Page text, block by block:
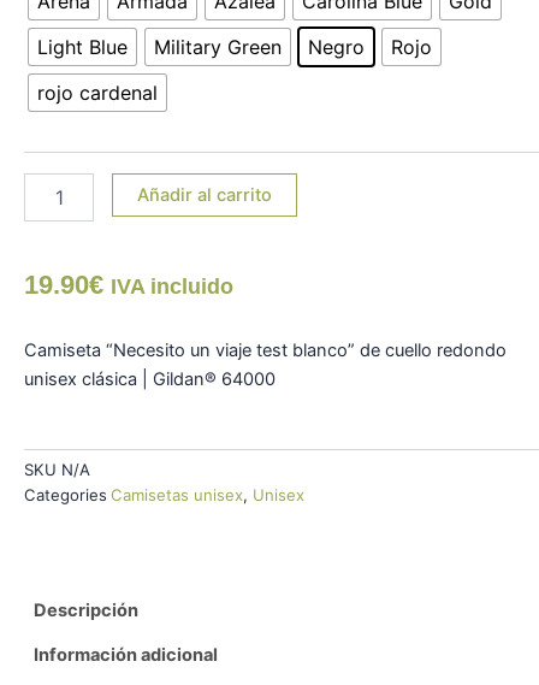
Light Blue
Military Green Negro
Rojo
rojo cardenal
Añadir al carrito
19.90€ IVA incluido
Camiseta “Necesito un viaje test blanco” de cuello redondo
unisex clásica | Gildan® 64000
SKU N/A
Categories Camisetas unisex, Unisex
Descripción
Información adicional